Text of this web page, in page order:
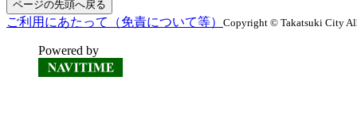
ページの先頭へ戻る
ご利用にあたって（免責について等） Copyright © Takatsuki City All
Powered by